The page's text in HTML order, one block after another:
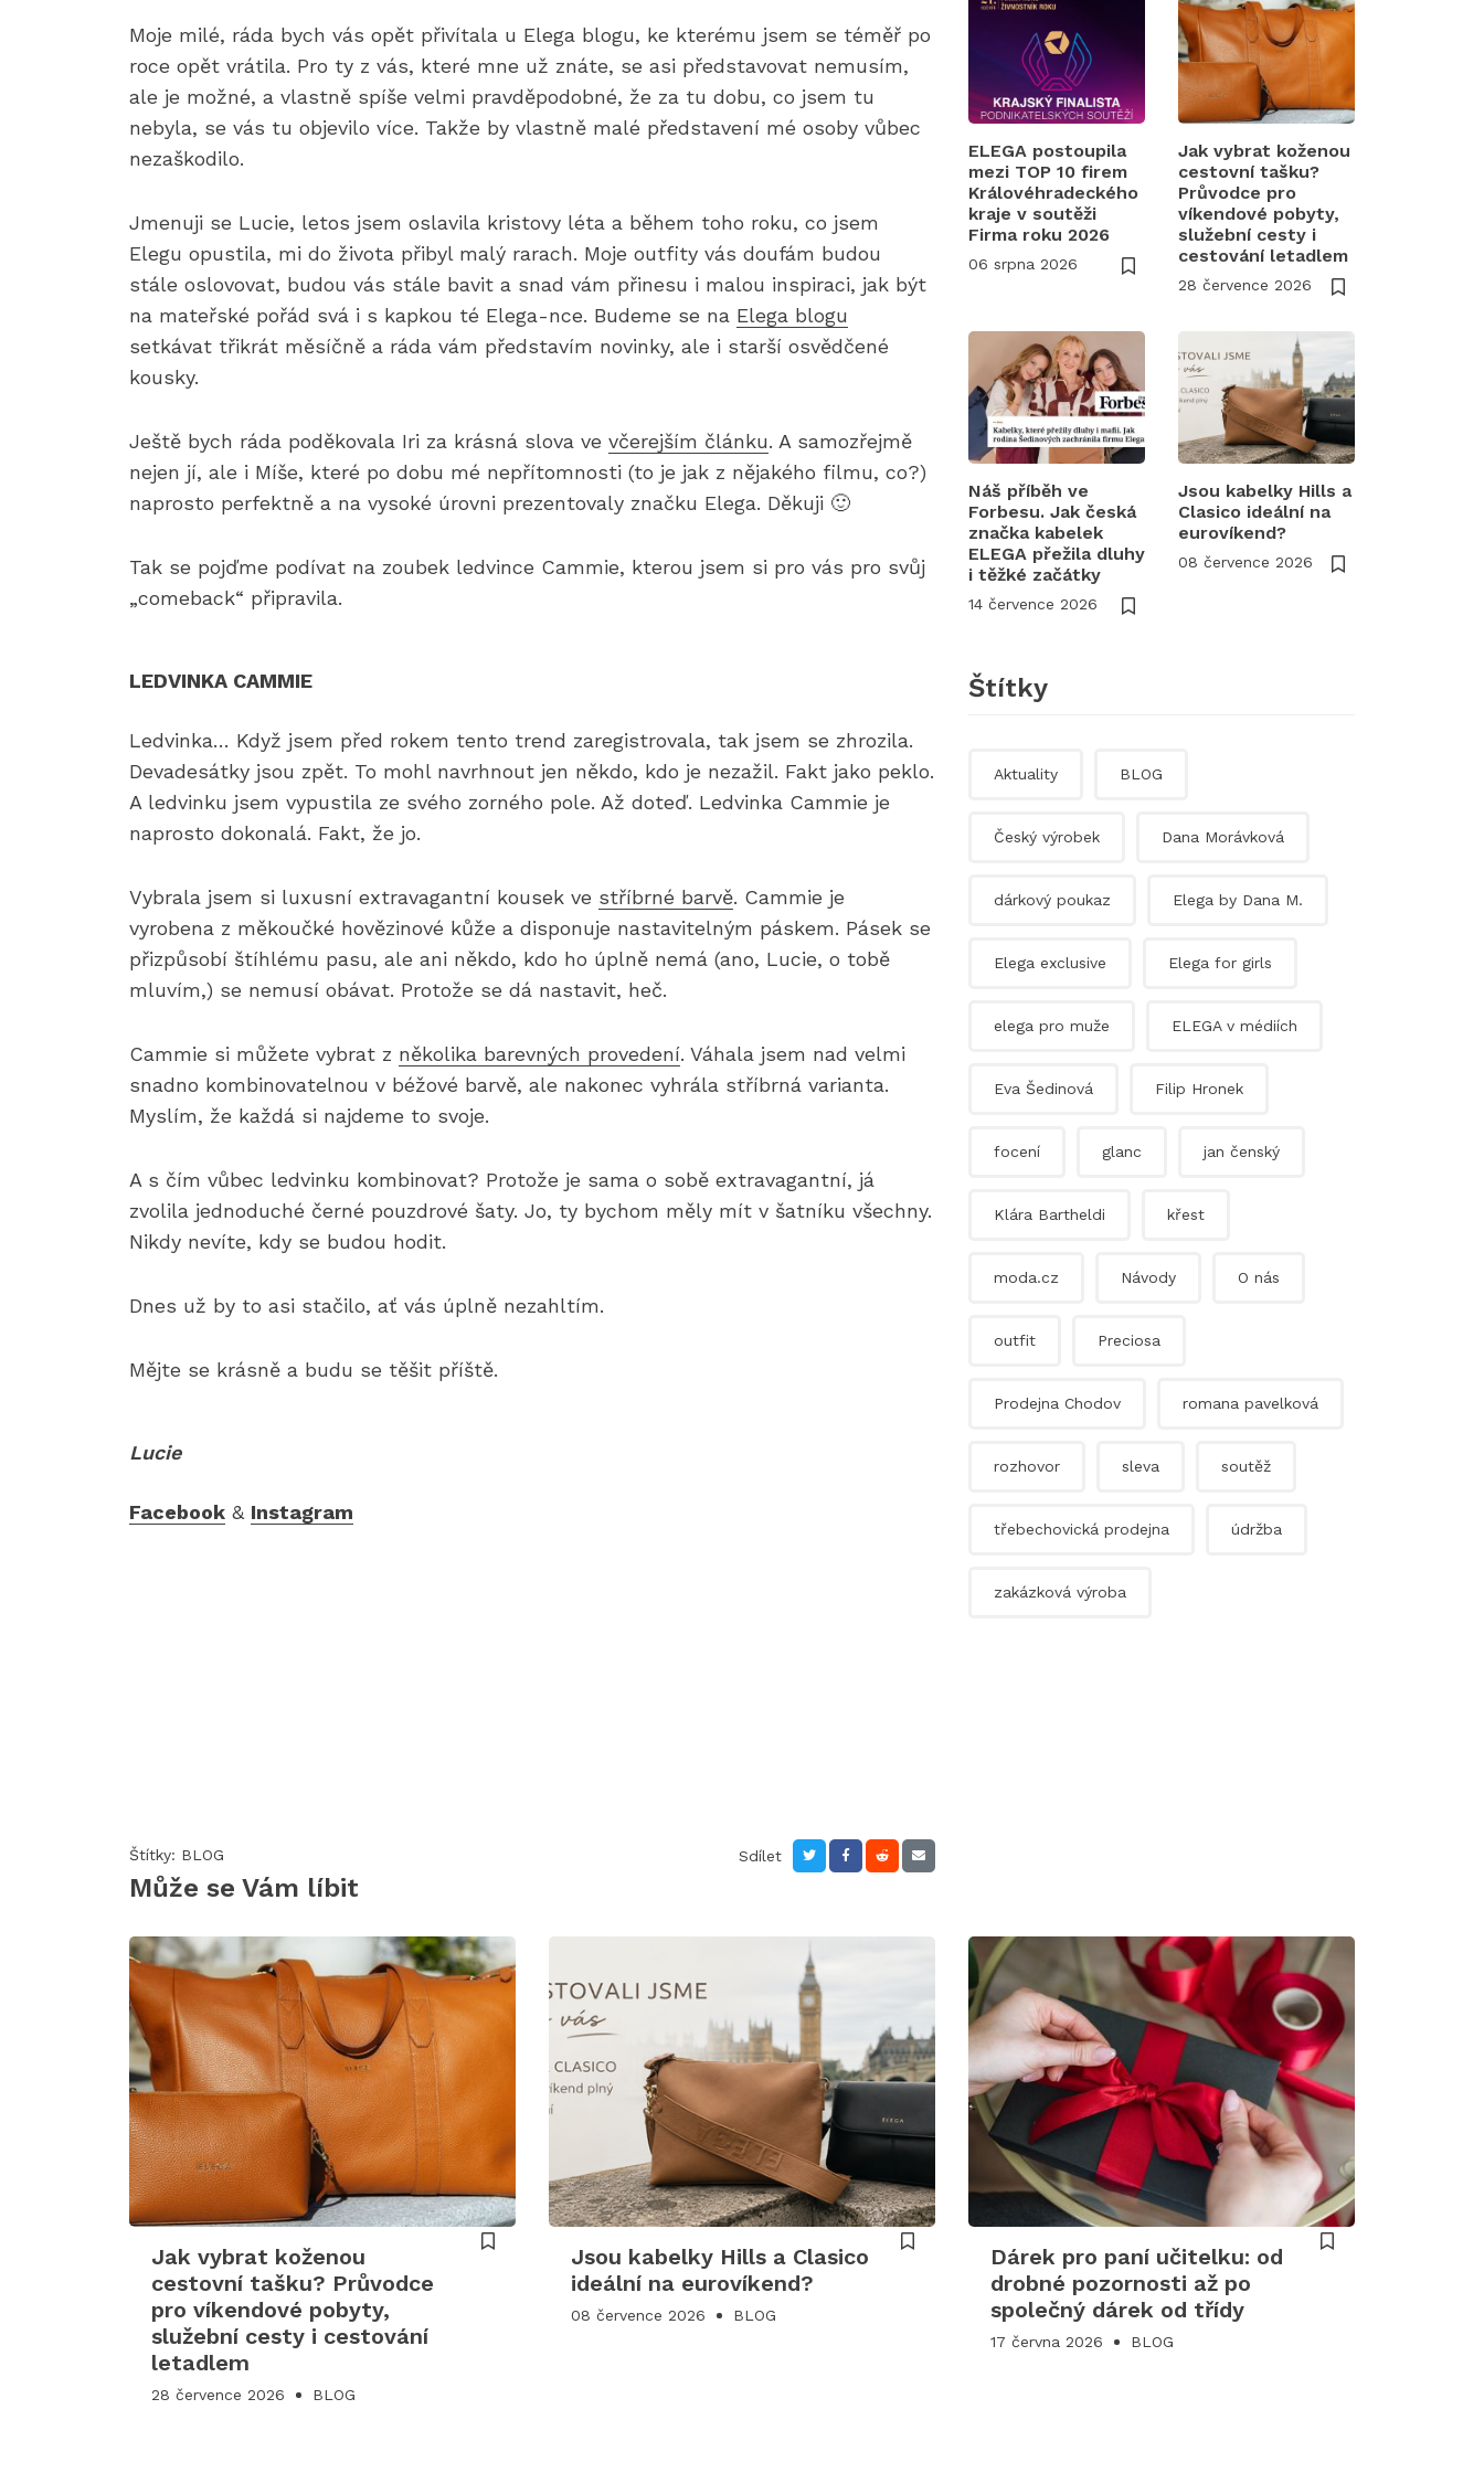
Moje milé, ráda bych vás opět přivítala u Elega blogu, ke kterému jsem se téměř po
roce opět vrátila. Pro ty z vás, které mne už znáte, se asi představovat nemusím,
ale je možné, a vlastně spíše velmi pravděpodobné, že za tu dobu, co jsem tu
nebyla, se vás tu objevilo více. Takže by vlastně malé představení mé osoby vůbec
nezaškodilo.
Jmenuji se Lucie, letos jsem oslavila kristovy léta a během toho roku, co jsem
Elegu opustila, mi do života přibyl malý rarach. Moje outfity vás doufám budou
stále oslovovat, budou vás stále bavit a snad vám přinesu i malou inspiraci, jak být
na mateřské pořád svá i s kapkou té Elega-nce. Budeme se na Elega blogu
setkávat třikrát měsíčně a ráda vám představím novinky, ale i starší osvědčené
kousky.
Ještě bych ráda poděkovala Iri za krásná slova ve včerejším článku. A samozřejmě
nejen jí, ale i Míše, které po dobu mé nepřítomnosti (to je jak z nějakého filmu, co?)
naprosto perfektně a na vysoké úrovni prezentovaly značku Elega. Děkuji 🙂
Tak se pojďme podívat na zoubek ledvince Cammie, kterou jsem si pro vás pro svůj
„comeback“ připravila.
LEDVINKA CAMMIE
Ledvinka… Když jsem před rokem tento trend zaregistrovala, tak jsem se zhrozila.
Devadesátky jsou zpět. To mohl navrhnout jen někdo, kdo je nezažil. Fakt jako peklo.
A ledvinku jsem vypustila ze svého zorného pole. Až doteď. Ledvinka Cammie je
naprosto dokonalá. Fakt, že jo.
Vybrala jsem si luxusní extravagantní kousek ve stříbrné barvě. Cammie je
vyrobena z měkoučké hovězinové kůže a disponuje nastavitelným páskem. Pásek se
přizpůsobí štíhlému pasu, ale ani někdo, kdo ho úplně nemá (ano, Lucie, o tobě
mluvím,) se nemusí obávat. Protože se dá nastavit, heč.
Cammie si můžete vybrat z několika barevných provedení. Váhala jsem nad velmi
snadno kombinovatelnou v béžové barvě, ale nakonec vyhrála stříbrná varianta.
Myslím, že každá si najdeme to svoje.
A s čím vůbec ledvinku kombinovat? Protože je sama o sobě extravagantní, já
zvolila jednoduché černé pouzdrové šaty. Jo, ty bychom měly mít v šatníku všechny.
Nikdy nevíte, kdy se budou hodit.
Dnes už by to asi stačilo, ať vás úplně nezahltím.
Mějte se krásně a budu se těšit příště.
Lucie
Facebook & Instagram
Štítky: BLOG Sdílet
ELEGA postoupila
mezi TOP 10 firem
Královéhradeckého
kraje v soutěži
Firma roku 2026
06 srpna 2026
Jak vybrat koženou
cestovní tašku?
Průvodce pro
víkendové pobyty,
služební cesty i
cestování letadlem
28 července 2026
Náš příběh ve
Forbesu. Jak česká
značka kabelek
ELEGA přežila dluhy
i těžké začátky
14 července 2026
Jsou kabelky Hills a
Clasico ideální na
eurovíkend?
08 července 2026
Štítky
Aktuality BLOG
Český výrobek Dana Morávková
dárkový poukaz Elega by Dana M.
Elega exclusive Elega for girls
elega pro muže ELEGA v médiích
Eva Šedinová Filip Hronek
focení glanc jan čenský
Klára Bartheldi křest
moda.cz Návody O nás
outfit Preciosa
Prodejna Chodov romana pavelková
rozhovor sleva soutěž
třebechovická prodejna údržba
zakázková výroba
Může se Vám líbit
Jak vybrat koženou
cestovní tašku? Průvodce
pro víkendové pobyty,
služební cesty i cestování
letadlem
28 července 2026 BLOG
Jsou kabelky Hills a Clasico
ideální na eurovíkend?
08 července 2026 BLOG
Dárek pro paní učitelku: od
drobné pozornosti až po
společný dárek od třídy
17 června 2026 BLOG